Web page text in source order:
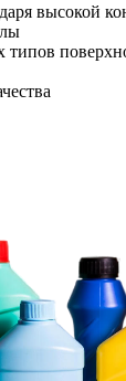
высокой
типов